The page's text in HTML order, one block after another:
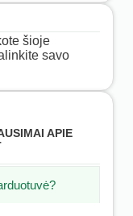
šioje
savo
APIE